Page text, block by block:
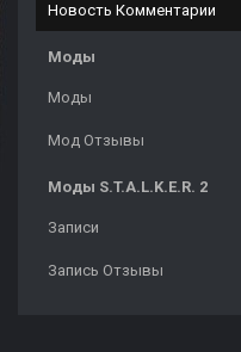
Новость Комментарии
Моды
Моды
Мод Отзывы
Моды S.T.A.L.K.E.R. 2
Записи
Запись Отзывы